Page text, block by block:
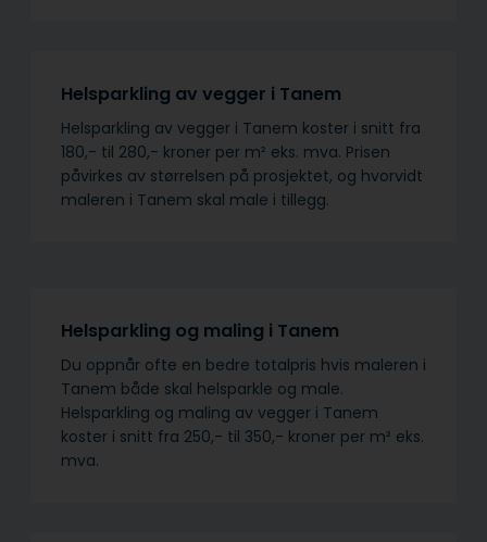
Helsparkling av vegger i Tanem
Helsparkling av vegger i Tanem koster i snitt fra
180,- til 280,- kroner per m² eks. mva. Prisen
påvirkes av størrelsen på prosjektet, og hvorvidt
maleren i Tanem skal male i tillegg.
Helsparkling og maling i Tanem
Du oppnår ofte en bedre totalpris hvis maleren i
Tanem både skal helsparkle og male.
Helsparkling og maling av vegger i Tanem
koster i snitt fra 250,- til 350,- kroner per m² eks.
mva.